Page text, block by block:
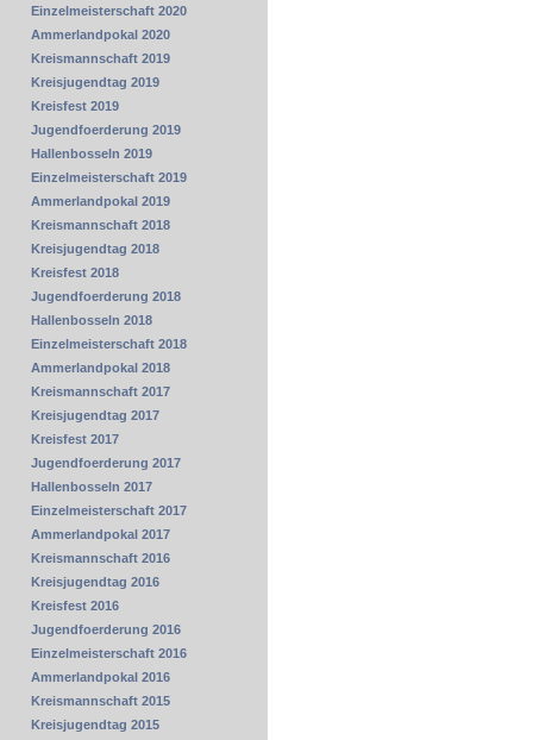
Einzelmeisterschaft 2020
Ammerlandpokal 2020
Kreismannschaft 2019
Kreisjugendtag 2019
Kreisfest 2019
Jugendfoerderung 2019
Hallenbosseln 2019
Einzelmeisterschaft 2019
Ammerlandpokal 2019
Kreismannschaft 2018
Kreisjugendtag 2018
Kreisfest 2018
Jugendfoerderung 2018
Hallenbosseln 2018
Einzelmeisterschaft 2018
Ammerlandpokal 2018
Kreismannschaft 2017
Kreisjugendtag 2017
Kreisfest 2017
Jugendfoerderung 2017
Hallenbosseln 2017
Einzelmeisterschaft 2017
Ammerlandpokal 2017
Kreismannschaft 2016
Kreisjugendtag 2016
Kreisfest 2016
Jugendfoerderung 2016
Einzelmeisterschaft 2016
Ammerlandpokal 2016
Kreismannschaft 2015
Kreisjugendtag 2015